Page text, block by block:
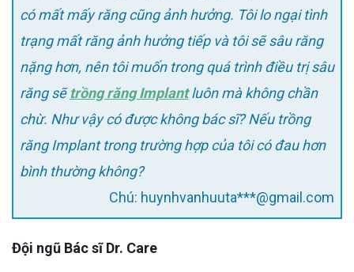
có mất mấy răng cũng ảnh hưởng. Tôi lo ngại tình
trạng mất răng ảnh hưởng tiếp và tôi sẽ sâu răng
nặng hơn, nên tôi muốn trong quá trình điều trị sâu
răng sẽ trồng răng Implantluôn mà không chần
chừ. Như vậy có được không bác sĩ? Nếu trồng
răng Implant trong trường hợp của tôi có đau hơn
bình thường không?
Chú: huynhvanhuuta***@gmail.com
Đội ngũ Bác sĩ Dr. Care